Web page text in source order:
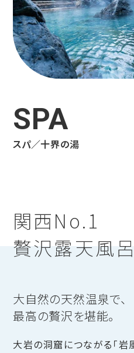
SPA
スパ／十界の湯
関西No.1
贅沢露天風呂
大自然の天然温泉で、
最高の贅沢を堪能。
大岩の洞窟につながる「岩